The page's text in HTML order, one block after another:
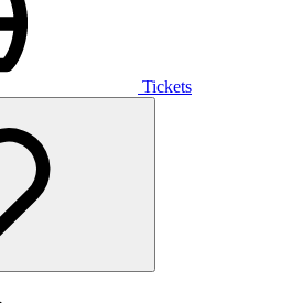
Tickets